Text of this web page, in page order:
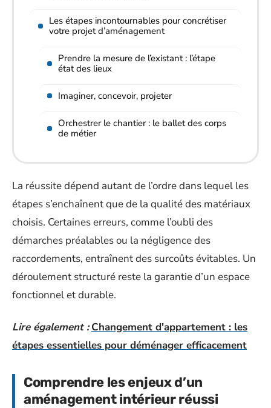
Les étapes incontournables pour concrétiser
votre projet d’aménagement
Prendre la mesure de l’existant : l’étape
état des lieux
Imaginer, concevoir, projeter
Orchestrer le chantier : le ballet des corps
de métier
La réussite dépend autant de l’ordre dans lequel les
étapes s’enchaînent que de la qualité des matériaux
choisis. Certaines erreurs, comme l’oubli des
démarches préalables ou la négligence des
raccordements, entraînent des surcoûts évitables. Un
déroulement structuré reste la garantie d’un espace
fonctionnel et durable.
Lire également : Changement d'appartement : les
étapes essentielles pour déménager efficacement
Comprendre les enjeux d’un
aménagement intérieur réussi